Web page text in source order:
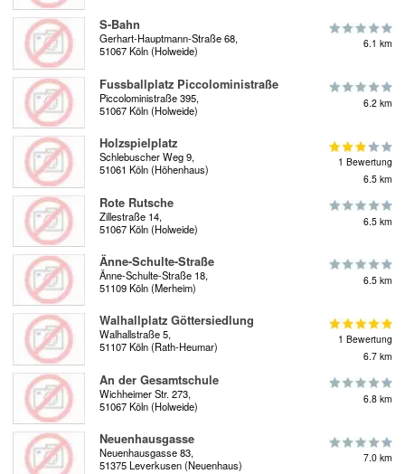
S-Bahn
Gerhart-Hauptmann-Straße 68,
51067 Köln (Holweide)
6.1 km
Fussballplatz Piccoloministraße
Piccoloministraße 395,
51067 Köln (Holweide)
6.2 km
Holzspielplatz
Schlebuscher Weg 9,
51061 Köln (Höhenhaus)
1 Bewertung
6.5 km
Rote Rutsche
Zillestraße 14,
51067 Köln (Holweide)
6.5 km
Änne-Schulte-Straße
Änne-Schulte-Straße 18,
51109 Köln (Merheim)
6.5 km
Walhallplatz Göttersiedlung
Walhallstraße 5,
51107 Köln (Rath-Heumar)
1 Bewertung
6.7 km
An der Gesamtschule
Wichheimer Str. 273,
51067 Köln (Holweide)
6.8 km
Neuenhausgasse
Neuenhausgasse 83,
51375 Leverkusen (Neuenhaus)
7.0 km